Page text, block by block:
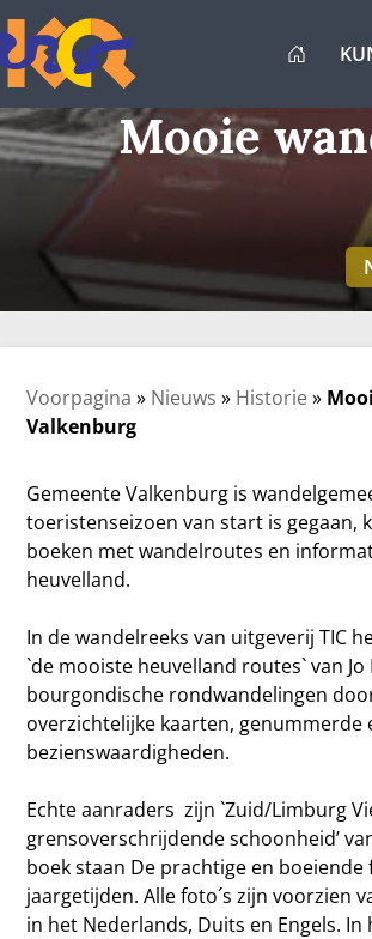
Mooie
Voorpagina » Nieuws » Historie»
Valkenburg
Gemeente Valkenburg is
toeristenseizoen van start is
boeken met wandelroutes en
heuvelland.
In de wandelreeks van uitgeverij TIC
`de mooiste heuvelland routes` van
bourgondische rondwandelingen
overzichtelijke kaarten, genummerde
bezienswaardigheden.
Echte aanraders zijn `Zuid/Limburg
grensoverschrijdende schoonheid’
boek staan De prachtige en
jaargetijden. Alle foto´s zijn voorzien
in het Nederlands, Duits en Engels.